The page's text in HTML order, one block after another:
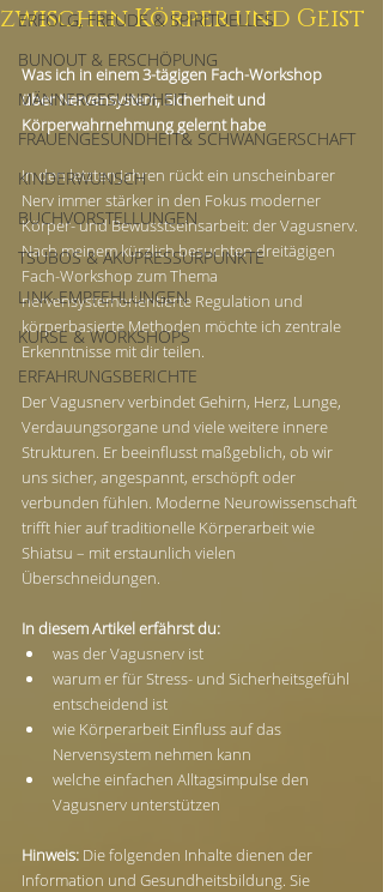
ERFOLG, FREUDE & SPIRITUELLES
BUNOUT & ERSCHÖPUNG
MÄNNERGESUNDHEIT
FRAUENGESUNDHEIT& SCHWANGERSCHAFT
KINDERWUNSCH
BUCHVORSTELLUNGEN
TSUBOS & AKUPRESSURPUNKTE
LINK-EMPFEHLUNGEN
KURSE & WORKSHOPS
ERFAHRUNGSBERICHTE
zwischen Körper und Geist
Was ich in einem 3-tägigen Fach-Workshop
über Nervensystem, Sicherheit und
Körperwahrnehmung gelernt habe
In den letzten Jahren rückt ein unscheinbarer
Nerv immer stärker in den Fokus moderner
Körper- und Bewusstseinsarbeit: der Vagusnerv.
Nach meinem kürzlich besuchten dreitägigen
Fach-Workshop zum Thema
nervensystemorientierte Regulation und
körperbasierte Methoden möchte ich zentrale
Erkenntnisse mit dir teilen.
Der Vagusnerv verbindet Gehirn, Herz, Lunge,
Verdauungsorgane und viele weitere innere
Strukturen. Er beeinflusst maßgeblich, ob wir
uns sicher, angespannt, erschöpft oder
verbunden fühlen. Moderne Neurowissenschaft
trifft hier auf traditionelle Körperarbeit wie
Shiatsu – mit erstaunlich vielen
Überschneidungen.
In diesem Artikel erfährst du:
was der Vagusnerv ist
warum er für Stress- und Sicherheitsgefühl
entscheidend ist
wie Körperarbeit Einfluss auf das
Nervensystem nehmen kann
welche einfachen Alltagsimpulse den
Vagusnerv unterstützen
Hinweis: Die folgenden Inhalte dienen der
Information und Gesundheitsbildung. Sie